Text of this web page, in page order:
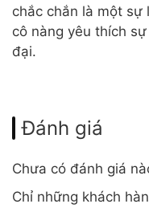
chắc chắn là một sự
cô nàng yêu thích
đại.
Đánh giá
Chưa có đánh giá
Chỉ những khách